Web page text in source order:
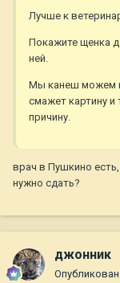
Лучше к
Покажите щенка
ней.
Мы канеш можем
смажет картину и
причину.
врач в Пушкино
нужно сдать?
джонник